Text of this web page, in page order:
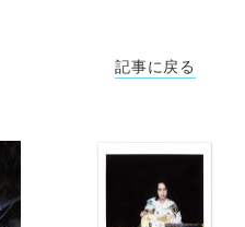
記事に戻る